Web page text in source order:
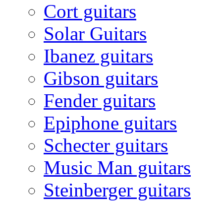
Cort guitars
Solar Guitars
Ibanez guitars
Gibson guitars
Fender guitars
Epiphone guitars
Schecter guitars
Music Man guitars
Steinberger guitars